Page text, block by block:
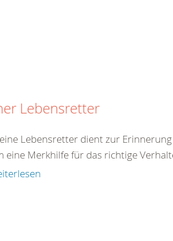
Lebensretter
Lebensretter dient zur
eine Merkhilfe für das richtige